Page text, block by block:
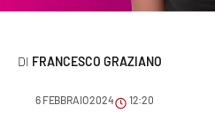
FRANCESCO GRAZIANO
6 FEBBRAIO 2024 12:20